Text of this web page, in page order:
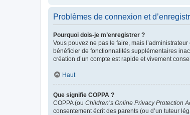
Problèmes de connexion et
Pourquoi dois-je m’enregistrer ?
Vous pouvez ne pas le faire, mais
bénéficier de fonctionnalités supplémentaires
création d’un compte est rapide et vivement
Haut
Que signifie COPPA ?
COPPA (ou Children’s Online Privacy Protection
consentement écrit des parents (ou d’un tuteur